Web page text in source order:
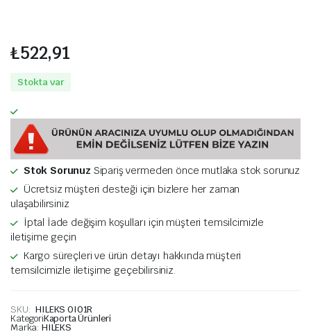
₺522,91
Stokta var
Stok Sorunuz Sipariş vermeden önce mutlaka stok sorunuz
Ücretsiz müşteri desteği için bizlere her zaman
ulaşabilirsiniz
İptal İade değişim koşulları için müşteri temsilcimizle
iletişime geçin
Kargo süreçleri ve ürün detayı hakkında müşteri
temsilcimizle iletişime geçebilirsiniz.
SKU: HILEKS OI01R
KategoriKaporta Ürünleri
Marka: HILEKS